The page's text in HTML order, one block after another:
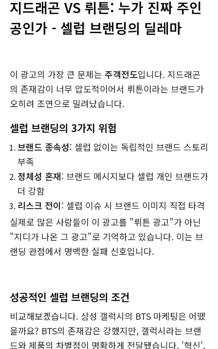
지드래곤 VS 뤼튼: 누가 진짜 주인
공인가 - 셀럽 브랜딩의 딜레마
이 광고의 가장 큰 문제는 주객전도입니다. 지드래곤
의 존재감이 너무 압도적이어서 뤼튼이라는 브랜드가
오히려 조연으로 밀려났습니다.
셀럽 브랜딩의 3가지 위험
브랜드 종속성: 셀럽 없이는 독립적인 브랜드 스토리
부족
정체성 혼재: 브랜드 메시지보다 셀럽 개인 브랜드가
더 강함
리스크 전이: 셀럽 이슈 시 브랜드 이미지 직접 타격
실제로 많은 사람들이 이 광고를 "뤼튼 광고"가 아닌
"지디가 나온 그 광고"로 기억하고 있습니다. 이는 브
랜딩 관점에서 명백한 실패 신호입니다.
성공적인 셀럽 브랜딩의 조건
비교해보겠습니다. 삼성 갤럭시의 BTS 마케팅은 어땠
을까요? BTS의 존재감은 강했지만, 갤럭시라는 브랜
드와 제품의 차별점이 명확하게 전달됐습니다. '혁신',